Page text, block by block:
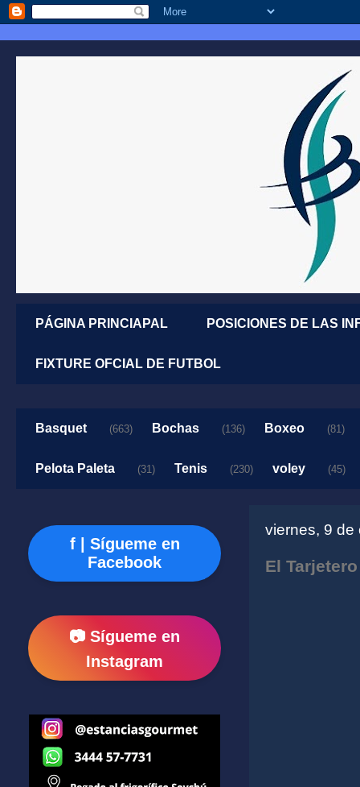
PÁGINA PRINCIAPAL POSICIONES DE LAS
FIXTURE OFCIAL DE FUTBOL
Basquet (663) Bochas (136) Boxeo (81)
Pelota Paleta (31) Tenis (230) voley (45)
viernes, 9 de
El
f | Sígueme en
Facebook
📷 Sígueme en
Instagram